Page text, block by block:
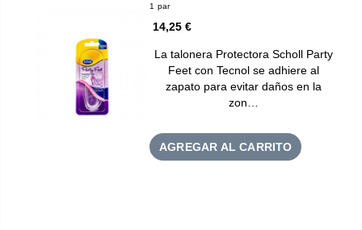
1 par
14,25 €
La talonera Protectora Scholl Party
Feet con Tecnol se adhiere al
zapato para evitar daños en la
zon…
AGREGAR AL CARRITO